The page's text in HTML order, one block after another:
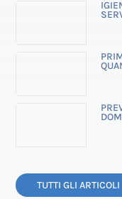
TUTTI GLI ARTICOLI